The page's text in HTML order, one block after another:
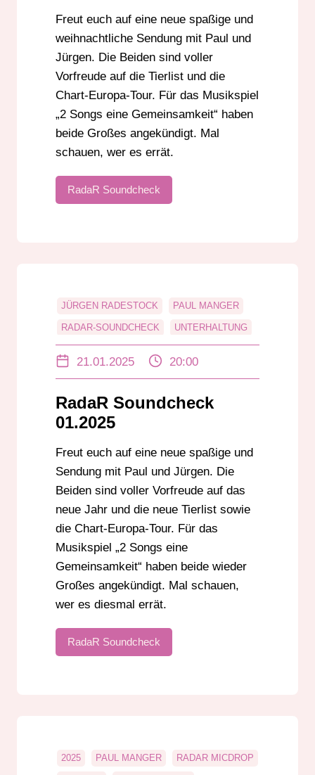
Freut euch auf eine neue spaßige und
weihnachtliche Sendung mit Paul und
Jürgen. Die Beiden sind voller
Vorfreude auf die Tierlist und die
Chart-Europa-Tour. Für das Musikspiel
„2 Songs eine Gemeinsamkeit“ haben
beide Großes angekündigt. Mal
schauen, wer es errät.
RadaR Soundcheck
JÜRGEN RADESTOCK PAUL MANGER
RADAR-SOUNDCHECK UNTERHALTUNG
21.01.2025 20:00
RadaR Soundcheck
01.2025
Freut euch auf eine neue spaßige und
Sendung mit Paul und Jürgen. Die
Beiden sind voller Vorfreude auf das
neue Jahr und die neue Tierlist sowie
die Chart-Europa-Tour. Für das
Musikspiel „2 Songs eine
Gemeinsamkeit“ haben beide wieder
Großes angekündigt. Mal schauen,
wer es diesmal errät.
RadaR Soundcheck
2025 PAUL MANGER RADAR MICDROP